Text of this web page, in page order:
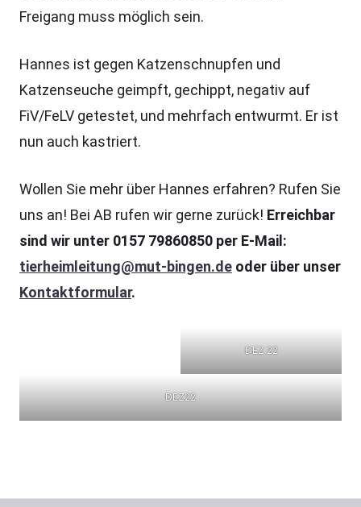
Freigang muss möglich sein.
Hannes ist gegen Katzenschnupfen und
Katzenseuche geimpft, gechippt, negativ auf
FiV/FeLV getestet, und mehrfach entwurmt. Er ist
nun auch kastriert.
Wollen Sie mehr über Hannes erfahren? Rufen Sie
uns an! Bei AB rufen wir gerne zurück! Erreichbar
sind wir unter 0157 79860850 per E-Mail:
tierheimleitung@mut-bingen.de oder über unser
Kontaktformular.
DEZ 22
DEZ22